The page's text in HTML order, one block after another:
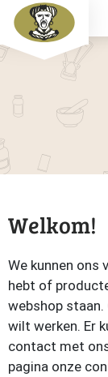
Welkom!
We kunnen ons
hebt of
webshop
wilt werken. Er
contact met
pagina onze